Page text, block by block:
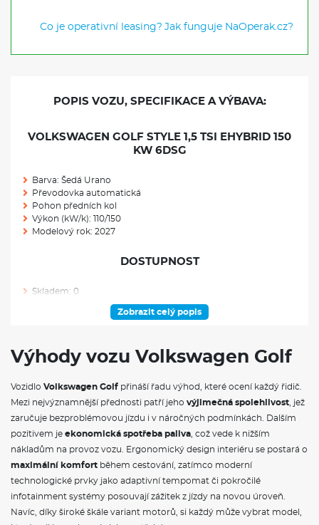
Co je operativní leasing? Jak funguje NaOperak.cz?
POPIS VOZU, SPECIFIKACE A VÝBAVA:
VOLKSWAGEN GOLF STYLE 1,5 TSI EHYBRID 150
KW 6DSG
Barva: Šedá Urano
Převodovka automatická
Pohon předních kol
Výkon (kW/k): 110/150
Modelový rok: 2027
DOSTUPNOST
Skladem: 0
Ve výrobě: 1 (obvykle k dodání do 6 měsíců - bližší informace u
VÝBAVA VE VÝBAVA STUPNI
17" kola z lehké slitiny Nottingham, 7,5 J x 17, pneumatiky
225/45 R 17
Adaptivní tempomat ACC, automatická regulace odstupu od
rychlosti, funkce "stop & go" (pouze pro automatickou
převodovku), do 210 km/h
Ambientní osvětlení II, osvětlení lišty přístrojové desky,
ozdobných lišt výplní dveří, odkládací přihrádky ve všech 4
dveřích a prostoru pro nohy pasažérů v přední řadě vozu,
Paket IQ.DRIVE, Travel Assist - udržuje vůz v jízdním pruhu,
Zobrazit celý popis
Výhody vozu Volkswagen Golf
Vozidlo Volkswagen Golf přináší řadu výhod, které ocení každý řidič.
Mezi nejvýznamnější přednosti patří jeho výjimečná spolehlivost , jež
zaručuje bezproblémovou jízdu i v náročných podmínkách. Dalším
pozitivem je ekonomická spotřeba paliva , což vede k nižším
nákladům na provoz vozu. Ergonomický design interiéru se postará o
maximální komfort během cestování, zatímco moderní
technologické prvky jako adaptivní tempomat či pokročilé
infotainment systémy posouvají zážitek z jízdy na novou úroveň.
Navíc, díky široké škále variant motorů, si každý může vybrat model,